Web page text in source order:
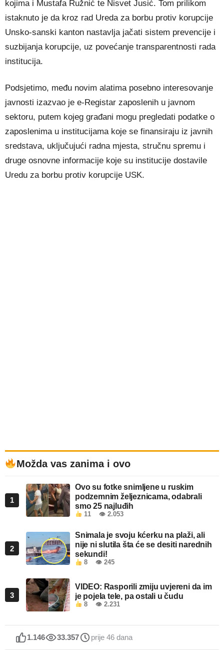
kojima i Mustafa Ružnić te Nisvet Jusić. Tom prilikom
istaknuto je da kroz rad Ureda za borbu protiv korupcije
Unsko-sanski kanton nastavlja jačati sistem prevencije i
suzbijanja korupcije, uz povećanje transparentnosti rada
institucija.
Podsjetimo, među novim alatima posebno interesovanje
javnosti izazvao je e-Registar zaposlenih u javnom
sektoru, putem kojeg građani mogu pregledati podatke o
zaposlenima u institucijama koje se finansiraju iz javnih
sredstava, uključujući radna mjesta, stručnu spremu i
druge osnovne informacije koje su institucije dostavile
Uredu za borbu protiv korupcije USK.
Možda vas zanima i ovo
1
Ovo su fotke snimljene u ruskim
podzemnim željeznicama, odabrali
smo 25 najluđih
11 👁 2.053
2
Snimala je svoju kćerku na plaži, ali
nije ni slutila šta će se desiti narednih
sekundi!
8 👁 245
3
VIDEO: Rasporili zmiju uvjereni da im
je pojela tele, pa ostali u čudu
8 👁 2.231
1.146 33.357 prije 46 dana